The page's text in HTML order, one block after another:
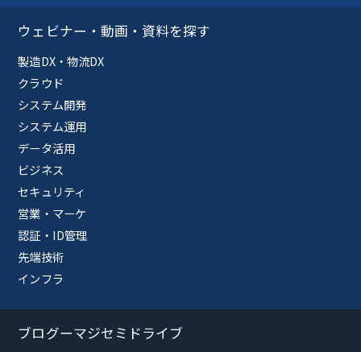
ウェビナー・動画・資料を探す
製造DX・物流DX
クラウド
システム開発
システム運用
データ活用
ビジネス
セキュリティ
営業・マーケ
認証・ID管理
先端技術
インフラ
ブログーマジセミドライブ